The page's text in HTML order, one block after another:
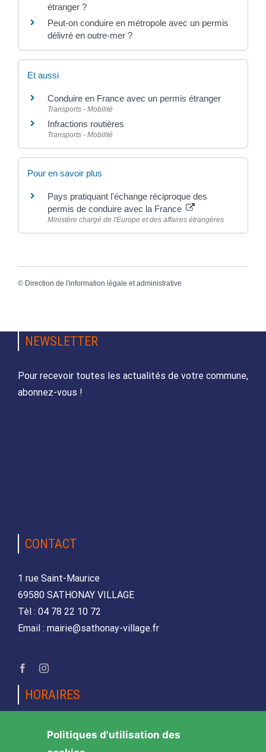
étranger ?
Peut-on conduire en métropole avec un permis
délivré en outre-mer ?
Et aussi
Conduire en France avec un permis étranger
Transports - Mobilité
Infractions routières
Transports - Mobilité
Pour en savoir plus
Pays pratiquant l'échange réciproque des
permis de conduire avec la France
Ministère chargé de l'Europe et des affaires étrangères
© Direction de l'information légale et administrative
NEWSLETTER
Pour recevoir toutes les actualités de votre commune,
abonnez-vous !
CONTACT
1 rue Saint-Maurice
69580 SATHONAY VILLAGE
Tèl : 04 78 22 10 72
Email : mairie@sathonay-village.fr
HORAIRES
Lundi, mardi, jeudi et vendredi
Politiques d'utilisation des